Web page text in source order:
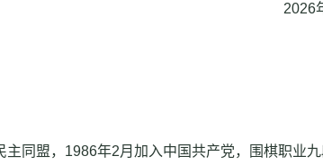
2026
同盟，1986年2月加入中国共产党，围棋职业